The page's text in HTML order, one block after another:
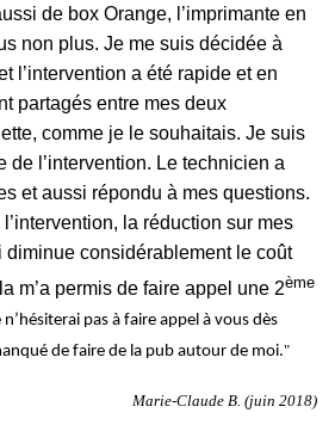
de box Orange, l’imprimante en
non plus. Je me suis décidée à
l’intervention a été rapide et en
partagés entre mes deux
comme je le souhaitais. Je suis
de l’intervention. Le technicien a
et aussi répondu à mes questions.
la réduction sur mes
diminue considérablement le coût
m’a permis de faire appel une 2ème
n’hésiterai pas à faire appel à vous dès
de faire de la pub autour de moi."
Marie-Claude B. (juin 2018)